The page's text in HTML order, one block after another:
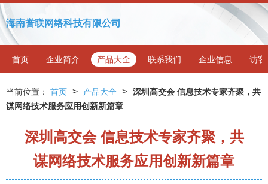
海南誉联网络科技有限公司
首页 企业简介 产品大全 联系我们 企业信息 访客
当前位置： 首页 > 产品大全 > 深圳高交会 信息技术专家齐聚，共
谋网络技术服务应用创新新篇章
深圳高交会 信息技术专家齐聚，共
谋网络技术服务应用创新新篇章